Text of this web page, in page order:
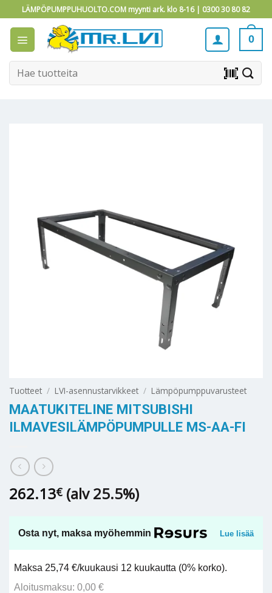
to
content
LÄMPÖPUMPPUHUOLTO.COM myynti ark. klo 8-16 | 0300 30 80 82
0
Etsi: barcode_scanner
Tuotteet / LVI-asennustarvikkeet / Lämpöpumppuvarusteet
MAATUKITELINE MITSUBISHI
ILMAVESILÄMPÖPUMPULLE MS-AA-FI
262.13€ (alv 25.5%)
Osta nyt, maksa myöhemmin Lue lisää
Maksa 25,74 €/kuukausi 12 kuukautta (0% korko).
Aloitusmaksu: 0,00 €